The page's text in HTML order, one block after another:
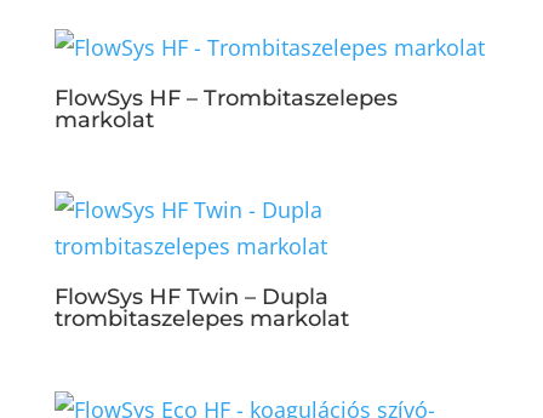
FlowSys HF – Trombitaszelepes
markolat
FlowSys HF Twin – Dupla
trombitaszelepes markolat